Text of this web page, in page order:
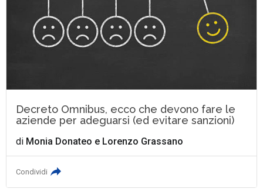
Decreto Omnibus, ecco che devono fare le
aziende per adeguarsi (ed evitare sanzioni)
di Monia Donateo e Lorenzo Grassano
Condividi